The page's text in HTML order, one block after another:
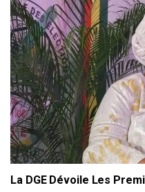
La DGE Dévoile Les